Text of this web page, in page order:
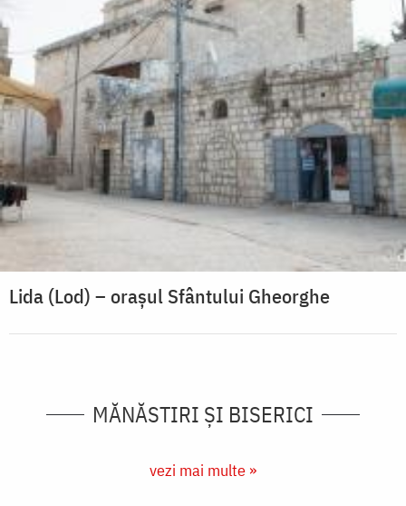
Lida (Lod) – orașul Sfântului Gheorghe
MĂNĂSTIRI ȘI BISERICI
vezi mai multe »